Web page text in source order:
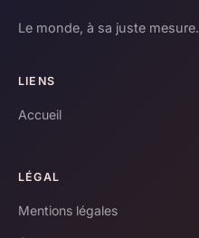
Le monde, à sa juste mesure.
LIENS
Accueil
LÉGAL
Mentions légales